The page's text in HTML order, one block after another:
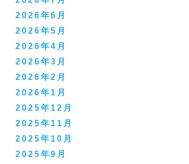
2026年6月
2026年5月
2026年4月
2026年3月
2026年2月
2026年1月
2025年12月
2025年11月
2025年10月
2025年9月